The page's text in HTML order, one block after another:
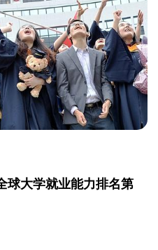
球大学就业能力排名第